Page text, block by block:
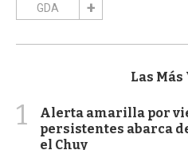
GDA
Las Más
1
Alerta amarilla por
persistentes abarca
el Chuy